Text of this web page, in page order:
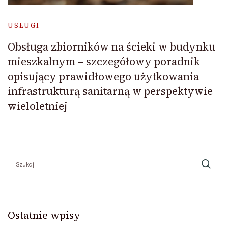
USŁUGI
Obsługa zbiorników na ścieki w budynku
mieszkalnym – szczegółowy poradnik
opisujący prawidłowego użytkowania
infrastrukturą sanitarną w perspektywie
wieloletniej
Ostatnie wpisy